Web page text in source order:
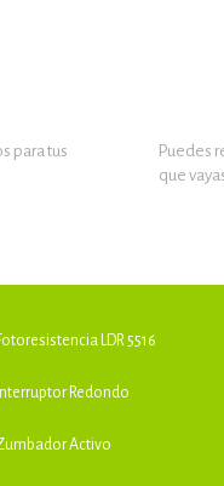
para tus
Puedes
que
LDR 5516
Redondo
Activo